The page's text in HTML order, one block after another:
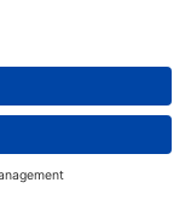
Mentions légales